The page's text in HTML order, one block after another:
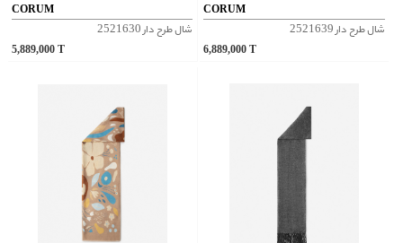
CORUM
شال طرح دار 2521630
5,889,000
CORUM
شال طرح دار 2521639
6,889,000